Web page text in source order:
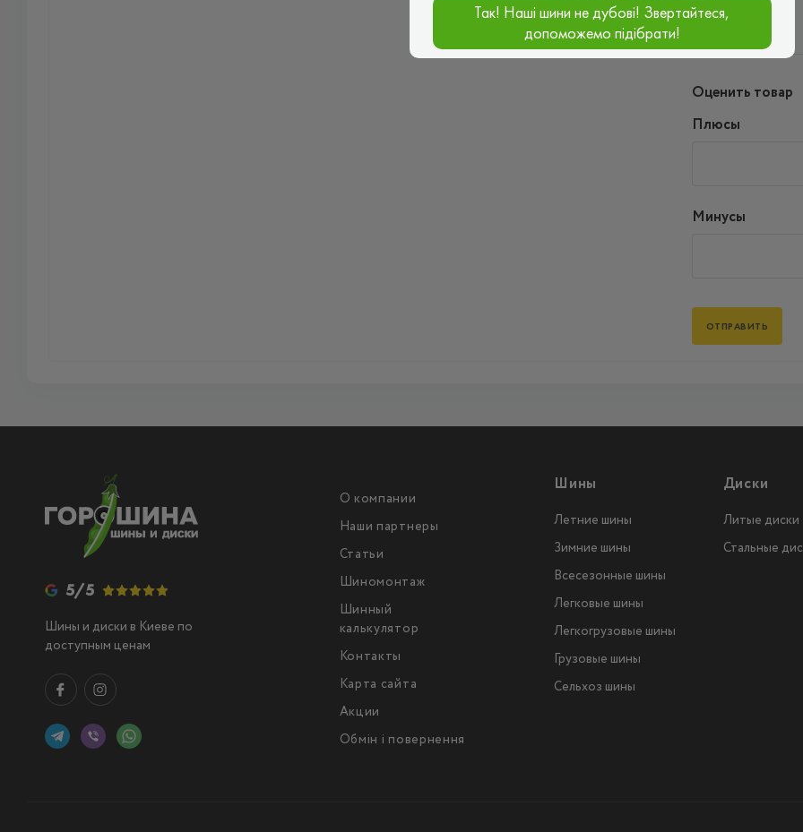
Оценить товар
Плюсы
Минусы
5/5
Шины и диски в Киеве по
доступным ценам
О компании
Наши партнеры
Статьи
Шиномонтаж
Шинный
калькулятор
Контакты
Карта сайта
Акции
Обмін і повернення
Шины
Летние шины
Зимние шины
Всесезонные шины
Легковые шины
Легкогрузовые шины
Грузовые шины
Сельхоз шины
Диски
Литые диски
Стальные
Так! Наші шини не дубові! Звертайтеся,
допоможемо підібрати!